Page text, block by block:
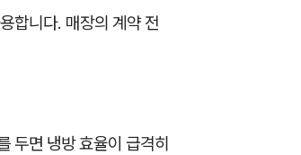
합니다. 매장의 계약 전
두면 냉방 효율이 급격히